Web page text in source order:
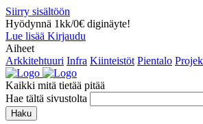
Siirry sisältöön
Hyödynnä 1kk/0€ diginäyte!
Lue lisää Kirjaudu
Aiheet
Arkkitehtuuri Infra Kiinteistöt Pientalo
Kaikki mitä tietää pitää
Hae tältä sivustolta
Haku